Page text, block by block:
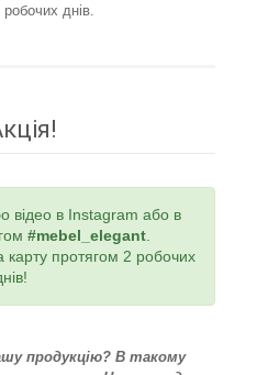
днів.
відео в Instagram або в
#mebel_elegant.
протягом 2 робочих
продукцію? В такому